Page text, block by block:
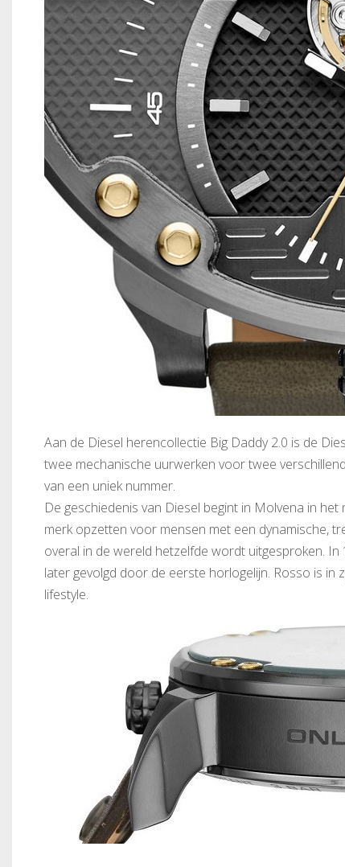
Aan de Diesel herencollectie Big Daddy 2.0 is de
twee mechanische uurwerken voor twee
van een uniek nummer.
De geschiedenis van Diesel begint in Molvena in
merk opzetten voor mensen met een dynamische,
overal in de wereld hetzelfde wordt uitgesproken.
later gevolgd door de eerste horlogelijn. Rosso is in
lifestyle.